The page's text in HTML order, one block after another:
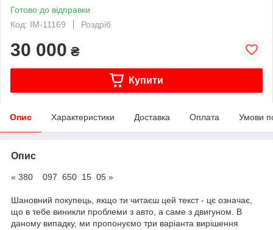
Готово до відправки
Код: IM-11169
Роздріб
30 000 ₴
Купити
Опис Характеристики Доставка Оплата Умови
Опис
« 380 097 650 15 05 »
Шановний покупець, якщо ти читаєш цей текст - цє означає,
що в тебе виникли проблеми з авто, а саме з двигуном. В
даному випадку, ми пропонуємо три варіанта вирішення